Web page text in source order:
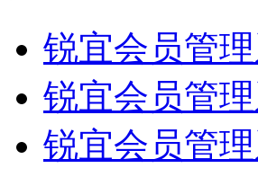
锐宜会员管
锐宜会员管
锐宜会员管